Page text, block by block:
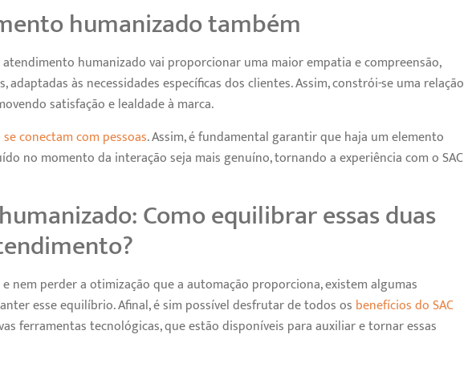
humanizado também
humanizado vai proporcionar uma maior empatia e compreensão,
às necessidades específicas dos clientes. Assim, constrói-se uma relação
satisfação e lealdade à marca.
conectam com pessoas. Assim, é fundamental garantir que haja um elemento
no momento da interação seja mais genuíno, tornando a experiência com o SAC
Como equilibrar essas duas
nem perder a otimização que a automação proporciona, existem algumas
esse equilíbrio. Afinal, é sim possível desfrutar de todos os benefícios do SAC
ferramentas tecnológicas, que estão disponíveis para auxiliar e tornar essas